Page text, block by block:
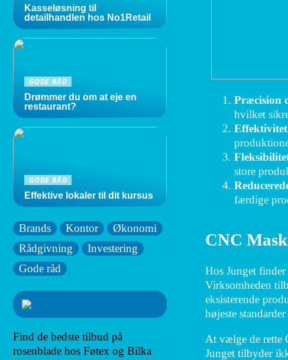
Præcision
hvilket
store
færdige
CNC
Hos Junget
Virksomheden
eksisterende
højeste
At vælge de rette
Junget tilbyder
Kasseløsning til
detailhandlen hos No1Retail
GODE RÅD
Drømmer du om at eje en
restaurant?
GODE RÅD
Effektive lokaler til dit kursus
Brands Kontor
Økonomi
Rådgivning
Investering
Gode råd
Find de bedste tilbud på
rosenblade hos Føtex og Bilka